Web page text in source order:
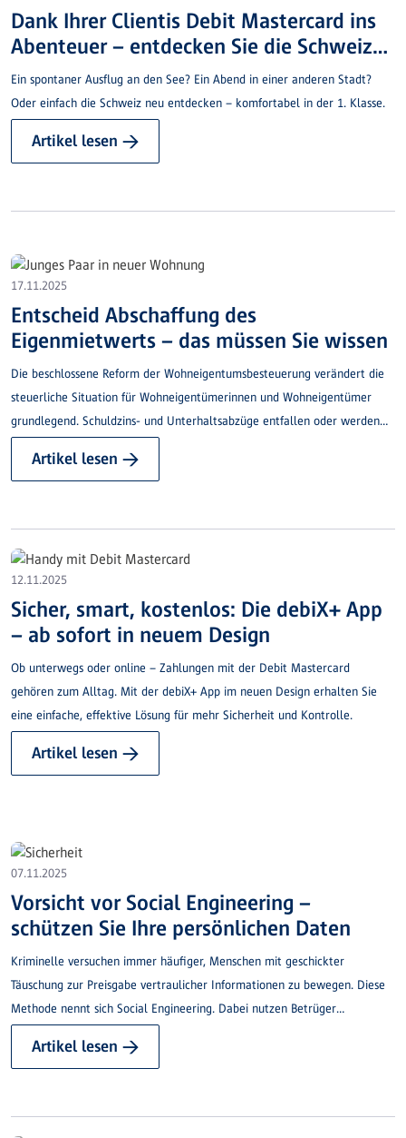
Dank Ihrer Clientis Debit Mastercard ins
Abenteuer – entdecken Sie die Schweiz
neu!
Ein spontaner Ausflug an den See? Ein Abend in einer anderen Stadt?
Oder einfach die Schweiz neu entdecken – komfortabel in der 1. Klasse.
Artikel lesen →
17.11.2025
Entscheid Abschaffung des
Eigenmietwerts – das müssen Sie wissen
Die beschlossene Reform der Wohneigentumsbesteuerung verändert die
steuerliche Situation für Wohneigentümerinnen und Wohneigentümer
grundlegend. Schuldzins- und Unterhaltsabzüge entfallen oder werden
Artikel lesen →
12.11.2025
Sicher, smart, kostenlos: Die debiX+ App
– ab sofort in neuem Design
Ob unterwegs oder online – Zahlungen mit der Debit Mastercard
gehören zum Alltag. Mit der debiX+ App im neuen Design erhalten Sie
eine einfache, effektive Lösung für mehr Sicherheit und Kontrolle.
Artikel lesen →
07.11.2025
Vorsicht vor Social Engineering –
schützen Sie Ihre persönlichen Daten
Kriminelle versuchen immer häufiger, Menschen mit geschickter
Täuschung zur Preisgabe vertraulicher Informationen zu bewegen. Diese
Methode nennt sich Social Engineering. Dabei nutzen Betrüger
gefälschte E-Mails, fingierte Anrufe oder falsche Amtspersonen. Ziel ist
Artikel lesen →